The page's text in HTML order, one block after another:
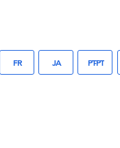
FR JA PT-PT